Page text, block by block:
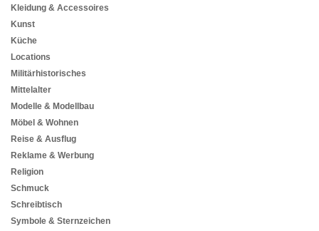
Kleidung & Accessoires
Kunst
Küche
Locations
Militärhistorisches
Mittelalter
Modelle & Modellbau
Möbel & Wohnen
Reise & Ausflug
Reklame & Werbung
Religion
Schmuck
Schreibtisch
Symbole & Sternzeichen